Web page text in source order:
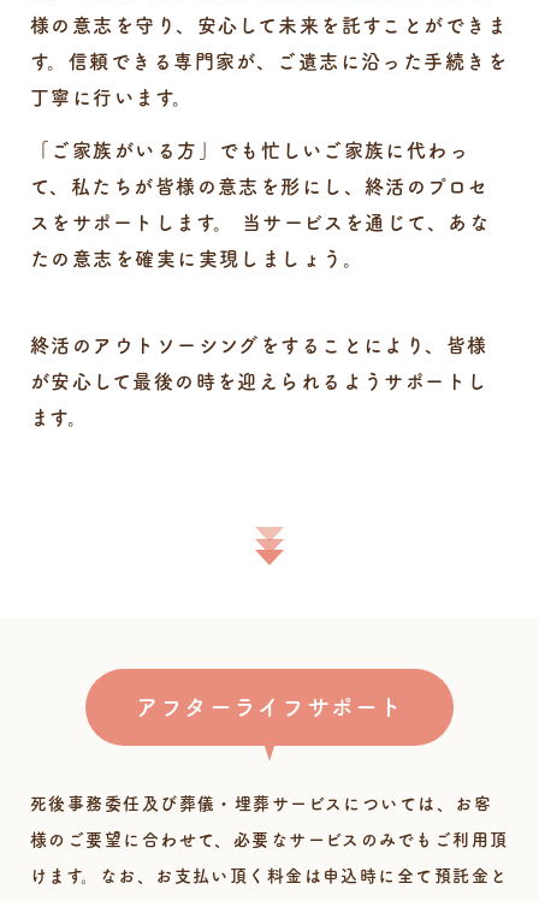
様の意志を守り、安心して未来を託すことができま
す。信頼できる専門家が、ご遺志に沿った手続きを
丁寧に行います。
「ご家族がいる方」でも忙しいご家族に代わっ
て、私たちが皆様の意志を形にし、終活のプロセ
スをサポートします。
当サービスを通じて、あな
たの意志を確実に実現しましょう。
終活のアウトソーシングをすることにより、皆様
が安心して最後の時を迎えられるようサポートし
ます。
アフターライフサポート
死後事務委任及び葬儀・埋葬サービスについては、お客
様のご要望に合わせて、必要なサービスのみでもご利用頂
けます。なお、お支払い頂く料金は申込時に全て預託金と